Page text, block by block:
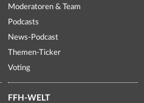
Moderatoren & Team
Podcasts
News-Podcast
Themen-Ticker
Voting
FFH-WELT